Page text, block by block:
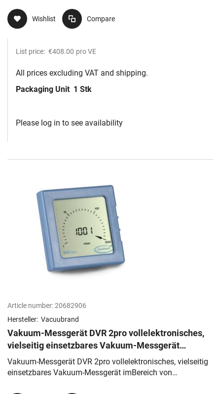
Wishlist Compare
List price: €408.00 pro VE
All prices excluding VAT and shipping.
Packaging Unit 1 Stk
Please log in to see availability
Article number:20682906
Hersteller: Vacuubrand
Vakuum-Messgerät DVR 2pro vollelektronisches,
vielseitig einsetzbares Vakuum-Messgerät
imBereich von Atmosphärendruck
Vakuum-Messgerät DVR 2pro vollelektronisches, vielseitig
einsetzbares Vakuum-Messgerät imBereich von